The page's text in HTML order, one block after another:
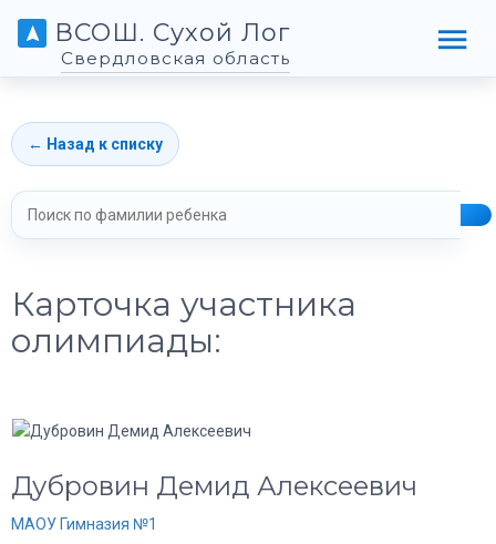
ВСОШ. Сухой Лог
Свердловская область
← Назад к списку
Карточка участника
олимпиады:
Дубровин Демид Алексеевич
МАОУ Гимназия №1